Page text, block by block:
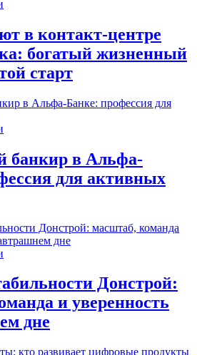
в контакт-центре
богатый жизненный
старт
банкир в Альфа-
для активных
Донстрой:
и уверенность
дне